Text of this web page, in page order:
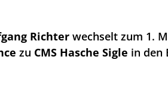
Richter wechselt zum 1.
zu CMS Hasche Sigle in den